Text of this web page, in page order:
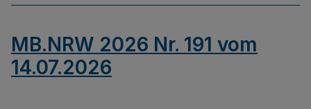
MB.NRW 2026 Nr. 191 vom
14.07.2026